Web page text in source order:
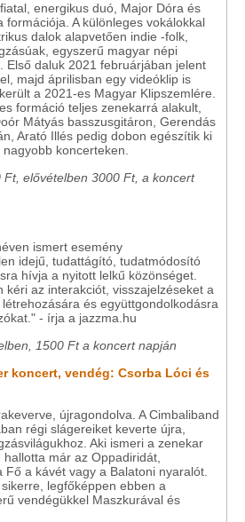
energikus duó, Major Dóra és
formációja. A különleges vokálokkal
dalok alapvetően indie -folk,
egyszerű magyar népi
Első daluk 2021 februárjában jelent
majd áprilisban egy videóklip is
a 2021-es Magyar Klipszemlére.
formáció teljes zenekarrá alakult,
Mátyás basszusgitáron, Gerendás
Arató Illés pedig dobon egészítik ki
koncerteken.
elővételben 3000 Ft, a koncert
ismert esemény
idejű, tudattágító, tudatmódosító
hívja a nyitott lelkű közönséget.
kéri az interakciót, visszajelzéseket a
és együttgondolkodásra
- írja a jazzma.hu
1500 Ft a koncert napján
koncert, vendég: Csorba Lóci és
újragondolva. A Cimbaliband
régi slágereiket keverte újra,
Aki ismeri a zenekar
már az Oppadiridát,
a kávét vagy a Balatoni nyaralót.
legfőképpen ebben a
vendégükkel Maszkurával és